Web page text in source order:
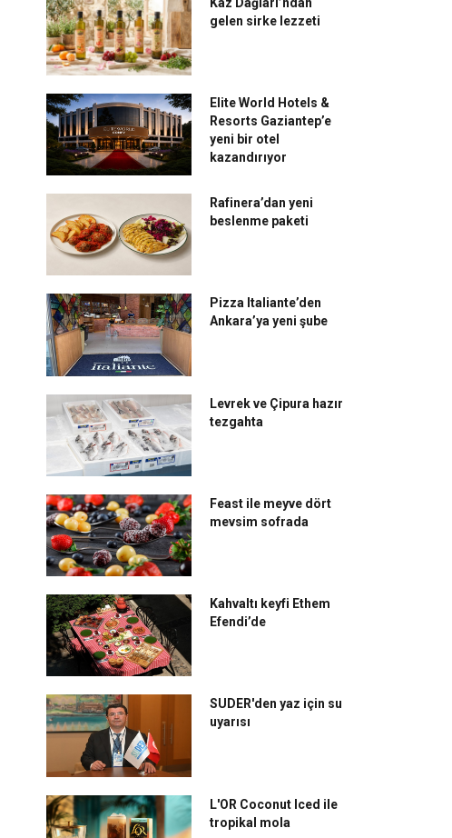
Kaz Dağları’ndan
gelen sirke lezzeti
Elite World Hotels &
Resorts Gaziantep’e
yeni bir otel
kazandırıyor
Rafinera’dan yeni
beslenme paketi
Pizza Italiante’den
Ankara’ya yeni şube
Levrek ve Çipura hazır
tezgahta
Feast ile meyve dört
mevsim sofrada
Kahvaltı keyfi Ethem
Efendi’de
SUDER'den yaz için su
uyarısı
L'OR Coconut Iced ile
tropikal mola